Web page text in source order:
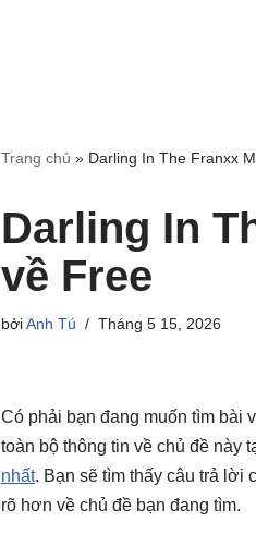
Trang chủ » Darling In The Franxx
Darling In
về Free
bởiAnh Tú Tháng 5 15, 2026
Có phải bạn đang muốn tìm bài
toàn bộ thông tin về chủ đề này
nhất. Bạn sẽ tìm thấy câu trả lời
rõ hơn về chủ đề bạn đang tìm.